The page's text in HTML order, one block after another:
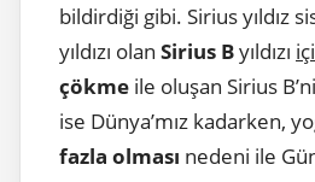
bildirdiği gibi. Sirius yıldız
yıldızı olan Sirius Byıldızı
çökme ile oluşan Sirius
ise Dünya’mız kadarken,
fazla olması nedeni ile